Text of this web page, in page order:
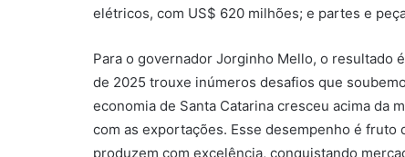
elétricos, com US$ 620 milhões; e partes e
Para o governador Jorginho Mello, o resultado
de 2025 trouxe inúmeros desafios que
economia de Santa Catarina cresceu acima da
com as exportações. Esse desempenho é
produzem com excelência, conquistando